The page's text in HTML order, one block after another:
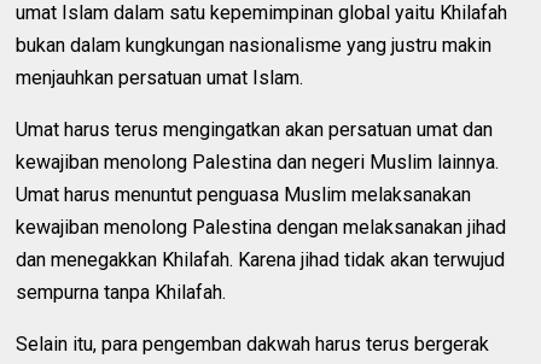
umat Islam dalam satu kepemimpinan global yaitu Khilafah
bukan dalam kungkungan nasionalisme yang justru makin
menjauhkan persatuan umat Islam.
Umat harus terus mengingatkan akan persatuan umat dan
kewajiban menolong Palestina dan negeri Muslim lainnya.
Umat harus menuntut penguasa Muslim melaksanakan
kewajiban menolong Palestina dengan melaksanakan jihad
dan menegakkan Khilafah. Karena jihad tidak akan terwujud
sempurna tanpa Khilafah.
Selain itu, para pengemban dakwah harus terus bergerak